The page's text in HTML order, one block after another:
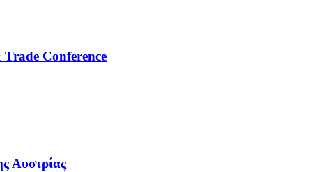
Conference
Αυστρίας